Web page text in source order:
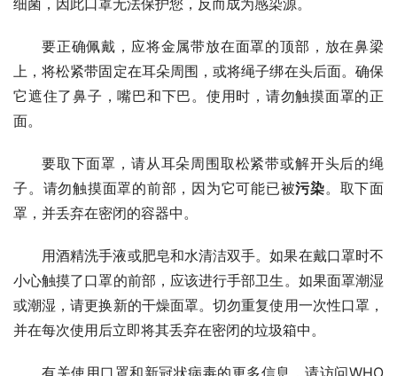
细菌，因此口罩无法保护您，反而成为感染源。
要正确佩戴，应将金属带放在面罩的顶部，放在鼻梁
上，将松紧带固定在耳朵周围，或将绳子绑在头后面。确保
它遮住了鼻子，嘴巴和下巴。使用时，请勿触摸面罩的正
面。
要取下面罩，请从耳朵周围取松紧带或解开头后的绳
子。请勿触摸面罩的前部，因为它可能已被污染。取下面
罩，并丢弃在密闭的容器中。
用酒精洗手液或肥皂和水清洁双手。如果在戴口罩时不
小心触摸了口罩的前部，应该进行手部卫生。如果面罩潮湿
或潮湿，请更换新的干燥面罩。切勿重复使用一次性口罩，
并在每次使用后立即将其丢弃在密闭的垃圾箱中。